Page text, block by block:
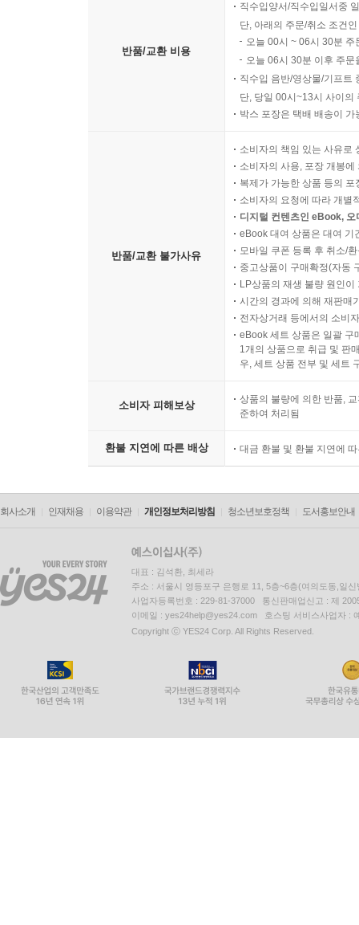
반품/교환 비용
직수입양서/직수입일서중
단, 아래의 주문/취소 조건
오늘 00시 ~ 06시 30분
오늘 06시 30분 이후 주
직수입 음반/영상물/기프트
단, 당일 00시~13시 사이의
박스 포장은 택배 배송이
반품/교환 불가사유
소비자의 책임 있는 사유로
소비자의 사용, 포장 개봉
복제가 가능한 상품 등의
소비자의 요청에 따라 개별
디지털 컨텐츠인 eBook,
eBook 대여 상품은 대여 기
모바일 쿠폰 등록 후 취소/
중고상품이 구매확정(자동
LP상품의 재생 불량 원인
시간의 경과에 의해 재판매
전자상거래 등에서의 소비
eBook 세트 상품은 일괄 구
1개의 상품으로 취급 및 판
우, 세트 상품 전부 및 세트
소비자 피해보상
상품의 불량에 의한 반품,
준하여 처리됨
환불 지연에 따른 배상 대금 환불 및 환불 지연에
회사소개 인재채용 이용약관 개인정보처리방침 청소년보호정책 도서홍보안내
대표 : 김석환, 최세라
주소 : 서울시 영등포구 은행로 11, 5층~6층(여의도동,일신
사업자등록번호 : 229-81-37000 통신판매업신고 : 제
이메일 : yes24help@yes24.com 호스팅 서비스사업자 :
Copyright ⓒ YES24 Corp. All Rights Reserved.